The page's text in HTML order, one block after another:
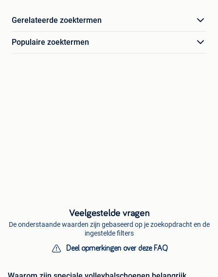
Gerelateerde zoektermen
Populaire zoektermen
Veelgestelde vragen
De onderstaande waarden zijn gebaseerd op je zoekopdracht en de
ingestelde filters
Deel opmerkingen over deze FAQ